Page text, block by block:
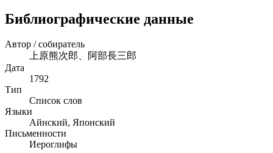
Библиографические данные
Автор / собиратель
上原熊次郎、阿部長三郎
Дата
1792
Тип
Список слов
Языки
Айнский, Японский
Письменности
Иероглифы